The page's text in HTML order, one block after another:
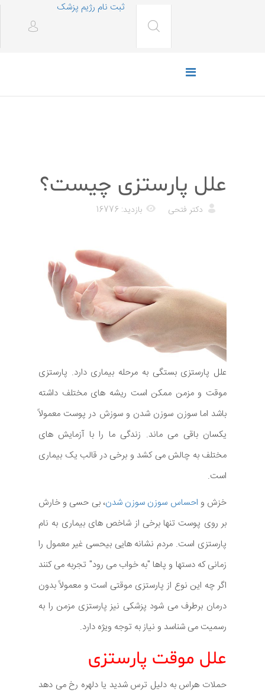
ثبت نام رژیم پزشک
علل پارستزی چیست؟
دکتر فتحی بازدید: 16776
علل پارستزی بستگی به مرحله بیماری دارد. پارستزی
موقت و مزمن ممکن است ریشه های مختلف داشته
باشد اما سوزن سوزن شدن و سوزش در پوست معمولاً
یکسان باقی می ماند. زندگی ما را با آزمایش های
مختلف به چالش می کشد و برخی در قالب یک بیماری
است.
خزش و احساس سوزن سوزن شدن، بی حسی و خارش
بر روی پوست تنها برخی از شاخص های بیماری به نام
پارستزی است. مردم نشانه هایی بیحسی غیر معمول را
زمانی که دستها و پاها "به خواب می رود" تجربه می کنند
اگر چه این نوع از پارستزی موقتی است و معمولاً بدون
درمان برطرف می شود پزشکی نیز پارستزی مزمن را به
رسمیت می شناسد و نیاز به توجه ویژه دارد.
علل موقت پارستزی
حملات هراس به دلیل ترس شدید یا دلهره رخ می دهد